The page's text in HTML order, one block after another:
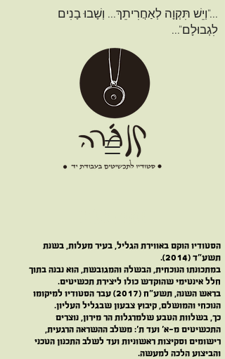
..."וְיֵשׁ תִּקְוָה לְאַחֲרִיתֵךְ... וְשָׁבוּ בָנִים
לִגְבוּלָם"...
הסטודיו הוקם באווירת הגליל, בעיר מעלות, בשנת
תשע"ד (2014).
במתכונתו הנוכחית, הבשלה והמגובשת, הוא נבנה בתוך
חלל אינטימי שהוקדש כולו ליצירת תכשיטים.
בראש השנה, תשע"ח (2017) עבר הסטודיו למיקומו
הנוכחי והמושלם, קיבוץ צבעון שבגליל העליון.
כך, בשלוות הטבע שלמרגלות הר מירון, נוצרים
התכשיטים מ-א' ועד ת': משלב ההשראה הרגעית,
רישומים וסקיצות ראשוניות ועד לשלב התכנון הטכני
והביצוע הלכה למעשה.